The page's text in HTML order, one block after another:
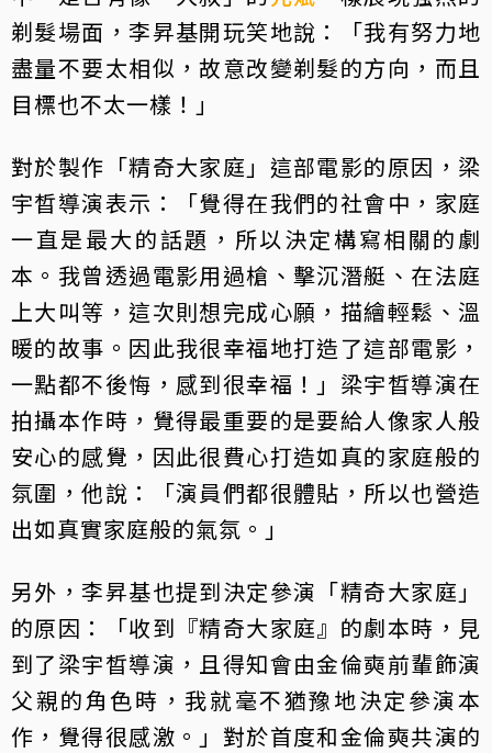
剃髮場面，李昇基開玩笑地說：「我有努力地
盡量不要太相似，故意改變剃髮的方向，而且
目標也不太一樣！」
對於製作「精奇大家庭」這部電影的原因，梁
宇晳導演表示：「覺得在我們的社會中，家庭
一直是最大的話題，所以決定構寫相關的劇
本。我曾透過電影用過槍、擊沉潛艇、在法庭
上大叫等，這次則想完成心願，描繪輕鬆、溫
暖的故事。因此我很幸福地打造了這部電影，
一點都不後悔，感到很幸福！」梁宇晳導演在
拍攝本作時，覺得最重要的是要給人像家人般
安心的感覺，因此很費心打造如真的家庭般的
氛圍，他說：「演員們都很體貼，所以也營造
出如真實家庭般的氣氛。」
另外，李昇基也提到決定參演「精奇大家庭」
的原因：「收到『精奇大家庭』的劇本時，見
到了梁宇晳導演，且得知會由金倫奭前輩飾演
父親的角色時，我就毫不猶豫地決定參演本
作，覺得很感激。」對於首度和金倫奭共演的